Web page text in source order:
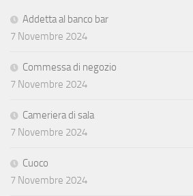
Addetta al banco bar
7 Novembre 2024
Commessa di negozio
7 Novembre 2024
Cameriera di sala
7 Novembre 2024
Cuoco
7 Novembre 2024